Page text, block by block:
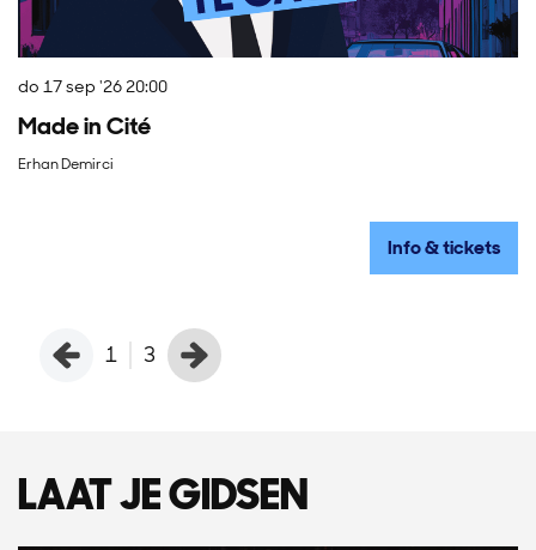
Made in Cité
Erhan Demirci
do 17 sep '2620:00
Info & tickets
1 3
LAAT JE GIDSEN